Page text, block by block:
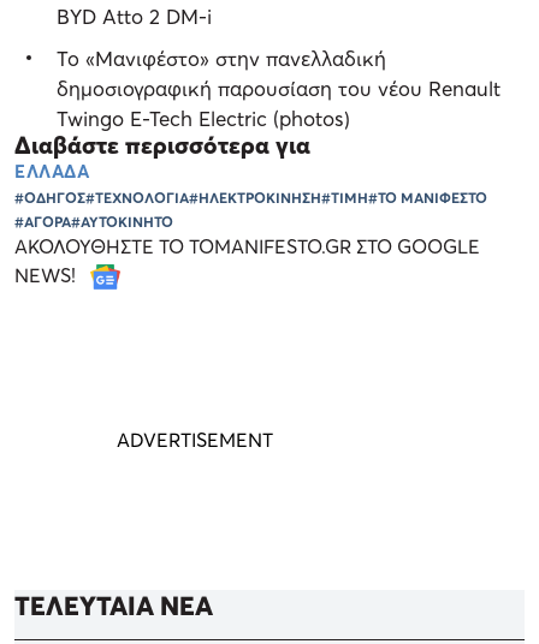
BYD Atto 2 DM-i
Το «Μανιφέστο» στην πανελλαδική
δημοσιογραφική παρουσίαση του νέου Renault
Twingo E-Tech Electric (photos)
Διαβάστε περισσότερα για
ΕΛΛΑΔΑ
#ΟΔΗΓΟΣ#ΤΕΧΝΟΛΟΓΙΑ#ΗΛΕΚΤΡΟΚΙΝΗΣΗ#ΤΙΜΗ#ΤΟ ΜΑΝΙΦΕΣΤΟ
#ΑΓΟΡΑ#ΑΥΤΟΚΙΝΗΤΟ
ΑΚΟΛΟΥΘΗΣΤΕ ΤΟ TOMANIFESTO.GR ΣΤΟ GOOGLE
NEWS!
ΤΕΛΕΥΤΑΙΑ ΝΕΑ